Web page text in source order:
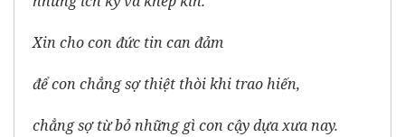
Xin cho con đức tin can đảm
để con chẳng sợ thiệt thòi khi trao hiến,
chẳng sợ từ bỏ những gì con cậy dựa xưa nay.